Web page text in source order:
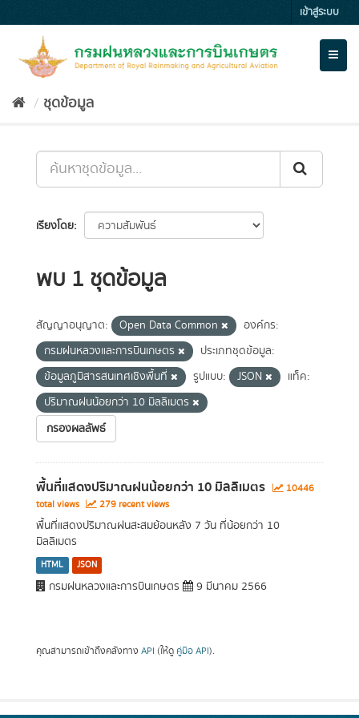
to
เข้าสู่ระบบ
ชุดข้อมูล
เรียงโดย
พบ 1 ชุดข้อมูล
สัญญาอนุญาต: Open Data Common
องค์กร:
กรมฝนหลวงและการบินเกษตร
ประเภทชุดข้อมูล:
ข้อมูลภูมิสารสนเทศเชิงพื้นที่
รูปแบบ: JSON
แท็ค:
ปริมาณฝนน้อยกว่า 10 มิลลิเมตร
กรองผลลัพธ์
พื้นที่แสดงปริมาณฝนน้อยกว่า 10 มิลลิเมตร
10446
total views
279 recent views
พื้นที่แสดงปริมาณฝนสะสมย้อนหลัง 7 วัน ที่น้อยกว่า 10
มิลลิเมตร
HTML JSON
กรมฝนหลวงและการบินเกษตร 9 มีนาคม 2566
คุณสามารถเข้าถึงคลังทาง API (ให้ดู คู่มือ API).